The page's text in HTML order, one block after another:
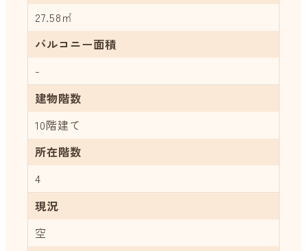
27.58㎡
バルコニー面積
-
建物階数
10階建て
所在階数
4
現況
空